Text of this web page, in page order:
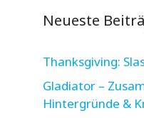
Neueste
Thanksgiving:
Gladiator –
Hintergründe &